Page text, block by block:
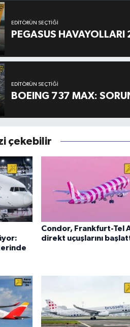
EDITÖRÜN SEÇTIĞI
PEGASUS
EDITÖRÜN SEÇTIĞI
BOEING 737 MAX:
çekebilir
Condor, Frankfurt-Tel
direkt uçuşlarını